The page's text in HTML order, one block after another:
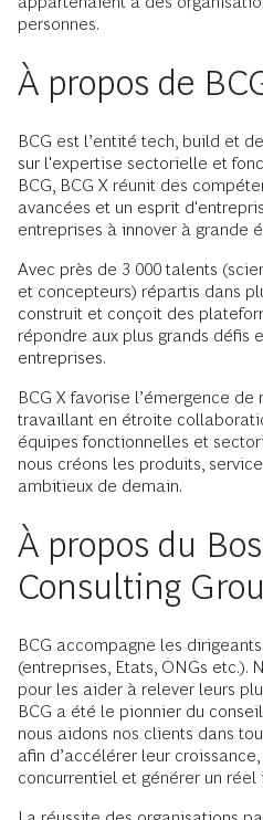
personnes.
À propos de
BCG est l’entité tech, build et
sur l'expertise sectorielle et
BCG, BCG X réunit des
avancées et un esprit
entreprises à innover à grande
Avec près de 3 000 talents
et concepteurs) répartis dans
construit et conçoit des
répondre aux plus grands défis
entreprises.
BCG X favorise l’émergence
travaillant en étroite
équipes fonctionnelles et
nous créons les produits,
ambitieux de demain.
À propos du
Consulting
BCG accompagne les
(entreprises, Etats, ONGs etc.).
pour les aider à relever leurs
BCG a été le pionnier du
nous aidons nos clients dans
afin d’accélérer leur
concurrentiel et générer un réel